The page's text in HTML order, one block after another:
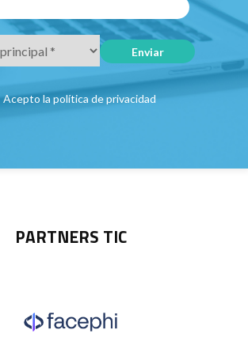
Acepto la política de privacidad
PARTNERS TIC